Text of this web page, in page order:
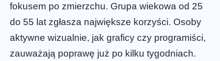
fokusem po zmierzchu. Grupa wiekowa od 25
do 55 lat zgłasza największe korzyści. Osoby
aktywne wizualnie, jak graficy czy programiści,
zauważają poprawę już po kilku tygodniach.